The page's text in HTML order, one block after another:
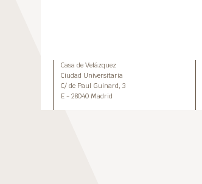
Casa de Velázquez
Ciudad Universitaria
C/ de Paul Guinard, 3
E - 28040 Madrid